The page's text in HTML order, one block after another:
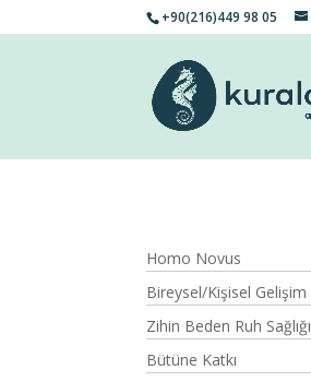
+90(216)449 98 05
Homo Novus
Bireysel/Kişisel Gelişim
Zihin Beden Ruh Sağlığı
Bütüne Katkı